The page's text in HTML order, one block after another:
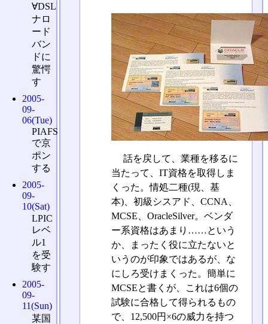
話を戻して、業種を移るに
当たって、IT資格を取得しま
くった。情処二種(現、基
本)、初級シスアド、CCNA、
MCSE、OracleSilver。ベンダ
ー系資格はあまり……という
か、まったく役に立たないと
いうのが印象ではあるが、な
にしろ受けまくった。簡単に
MCSEと書くが、これは6個の
試験に合格して得られるもの
で、12,500円×6の威力を持つ
∀DSL
ナロ
ード
バン
ドに
驚愕
す
2005-
09-
06(Tue)
PIAFS
で京
ポン
する
2005-
09-
10(Sat)
LPIC
レベ
ル1
を受
験す
2005-
09-
11(Sun)
某国